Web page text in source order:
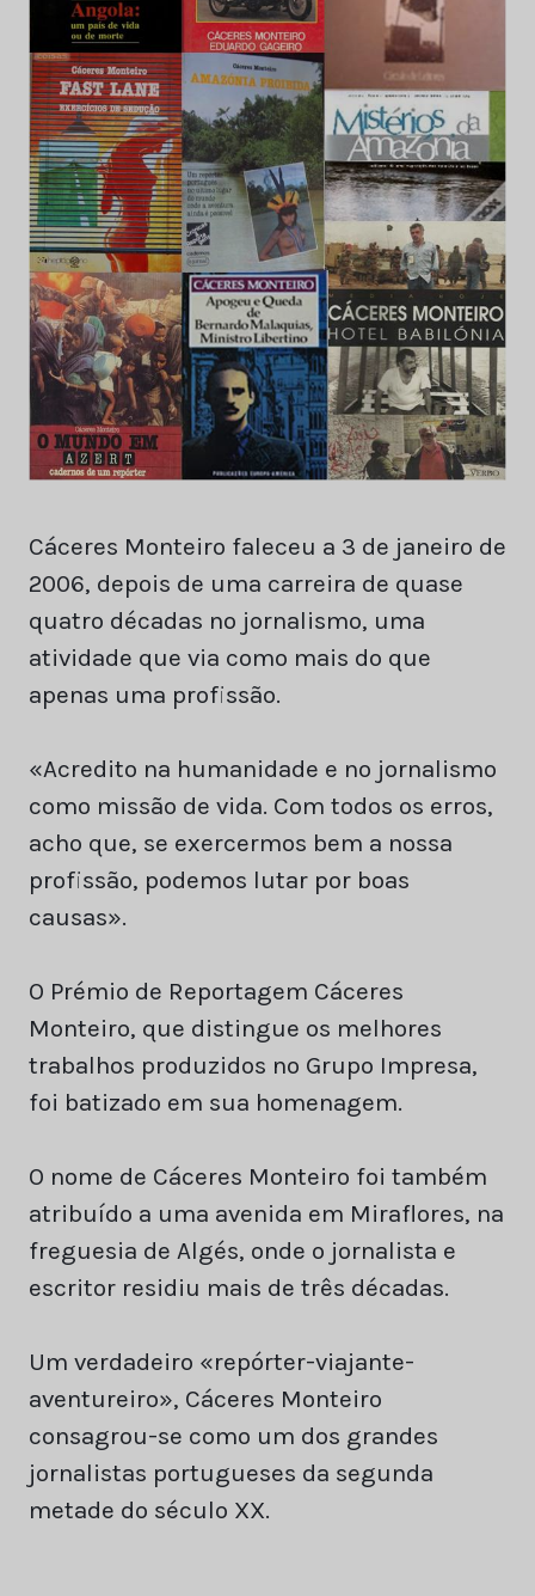
Cáceres Monteiro faleceu a 3 de janeiro de
2006, depois de uma carreira de quase
quatro décadas no jornalismo, uma
atividade que via como mais do que
apenas uma profissão.
«Acredito na humanidade e no jornalismo
como missão de vida. Com todos os erros,
acho que, se exercermos bem a nossa
profissão, podemos lutar por boas
causas».
O Prémio de Reportagem Cáceres
Monteiro, que distingue os melhores
trabalhos produzidos no Grupo Impresa,
foi batizado em sua homenagem.
O nome de Cáceres Monteiro foi também
atribuído a uma avenida em Miraflores, na
freguesia de Algés, onde o jornalista e
escritor residiu mais de três décadas.
Um verdadeiro «repórter-viajante-
aventureiro», Cáceres Monteiro
consagrou-se como um dos grandes
jornalistas portugueses da segunda
metade do século XX.